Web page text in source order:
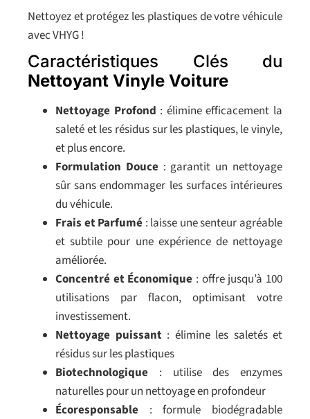
Nettoyez et protégez les plastiques de votre véhicule
avec VHYG !
Caractéristiques Clés du
Nettoyant Vinyle Voiture
Nettoyage Profond : élimine efficacement la
saleté et les résidus sur les plastiques, le vinyle,
et plus encore.
Formulation Douce: garantit un nettoyage
sûr sans endommager les surfaces intérieures
du véhicule.
Frais et Parfumé : laisse une senteur agréable
et subtile pour une expérience de nettoyage
améliorée.
Concentré et Économique : offre jusqu’à 100
utilisations par flacon, optimisant votre
investissement.
Nettoyage puissant: élimine les saletés et
résidus sur les plastiques
Biotechnologique : utilise des enzymes
naturelles pour un nettoyage en profondeur
Écoresponsable : formule biodégradable